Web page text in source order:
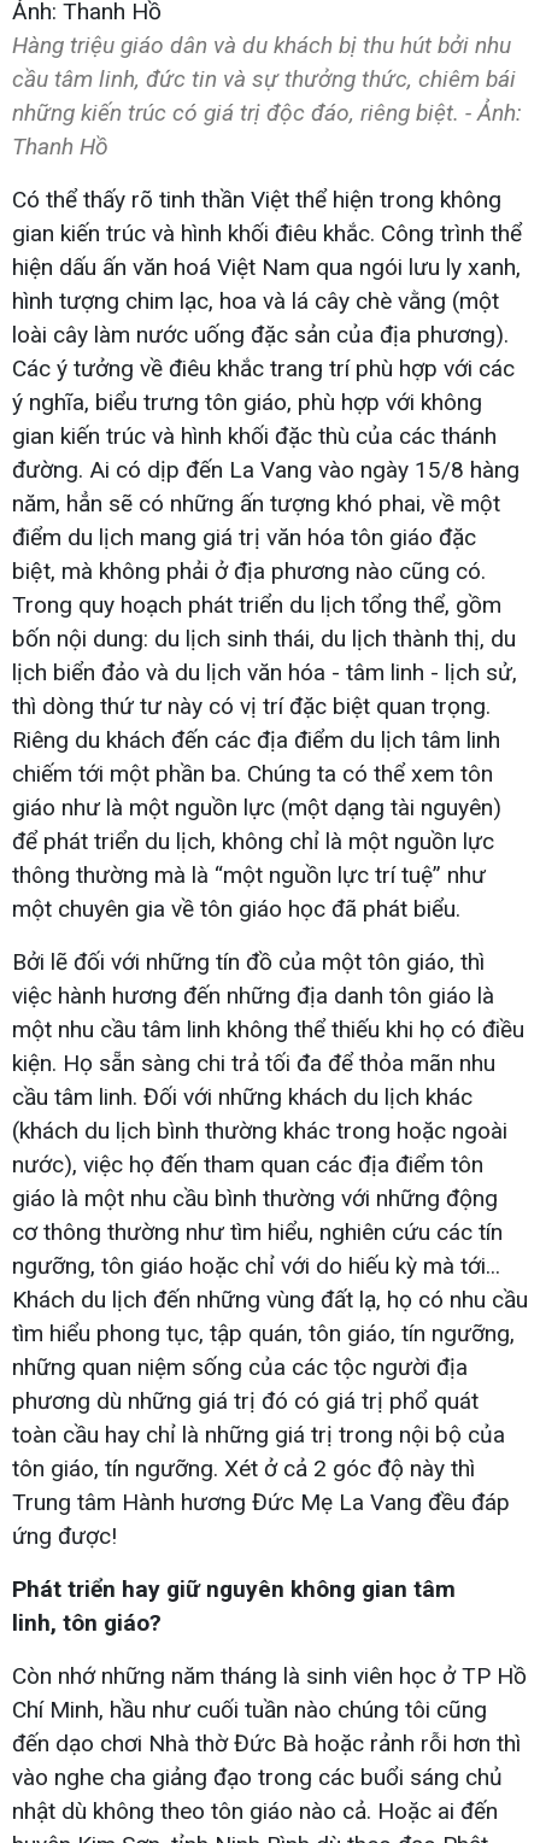
Hàng triệu giáo dân và du khách bị thu hút bởi nhu
cầu tâm linh, đức tin và sự thưởng thức, chiêm bái
những kiến trúc có giá trị độc đáo, riêng biệt. - Ảnh:
Thanh Hồ
Có thể thấy rõ tinh thần Việt thể hiện trong không
gian kiến trúc và hình khối điêu khắc. Công trình thể
hiện dấu ấn văn hoá Việt Nam qua ngói lưu ly xanh,
hình tượng chim lạc, hoa và lá cây chè vằng (một
loài cây làm nước uống đặc sản của địa phương).
Các ý tưởng về điêu khắc trang trí phù hợp với các
ý nghĩa, biểu trưng tôn giáo, phù hợp với không
gian kiến trúc và hình khối đặc thù của các thánh
đường. Ai có dịp đến La Vang vào ngày 15/8 hàng
năm, hẳn sẽ có những ấn tượng khó phai, về một
điểm du lịch mang giá trị văn hóa tôn giáo đặc
biệt, mà không phải ở địa phương nào cũng có.
Trong quy hoạch phát triển du lịch tổng thể, gồm
bốn nội dung: du lịch sinh thái, du lịch thành thị, du
lịch biển đảo và du lịch văn hóa - tâm linh - lịch sử,
thì dòng thứ tư này có vị trí đặc biệt quan trọng.
Riêng du khách đến các địa điểm du lịch tâm linh
chiếm tới một phần ba. Chúng ta có thể xem tôn
giáo như là một nguồn lực (một dạng tài nguyên)
để phát triển du lịch, không chỉ là một nguồn lực
thông thường mà là “một nguồn lực trí tuệ” như
một chuyên gia về tôn giáo học đã phát biểu.
Bởi lẽ đối với những tín đồ của một tôn giáo, thì
việc hành hương đến những địa danh tôn giáo là
một nhu cầu tâm linh không thể thiếu khi họ có điều
kiện. Họ sẵn sàng chi trả tối đa để thỏa mãn nhu
cầu tâm linh. Đối với những khách du lịch khác
(khách du lịch bình thường khác trong hoặc ngoài
nước), việc họ đến tham quan các địa điểm tôn
giáo là một nhu cầu bình thường với những động
cơ thông thường như tìm hiểu, nghiên cứu các tín
ngưỡng, tôn giáo hoặc chỉ với do hiếu kỳ mà tới...
Khách du lịch đến những vùng đất lạ, họ có nhu cầu
tìm hiểu phong tục, tập quán, tôn giáo, tín ngưỡng,
những quan niệm sống của các tộc người địa
phương dù những giá trị đó có giá trị phổ quát
toàn cầu hay chỉ là những giá trị trong nội bộ của
tôn giáo, tín ngưỡng. Xét ở cả 2 góc độ này thì
Trung tâm Hành hương Đức Mẹ La Vang đều đáp
ứng được!
Phát triển hay giữ nguyên không gian tâm
linh, tôn giáo?
Còn nhớ những năm tháng là sinh viên học ở TP Hồ
Chí Minh, hầu như cuối tuần nào chúng tôi cũng
đến dạo chơi Nhà thờ Đức Bà hoặc rảnh rỗi hơn thì
vào nghe cha giảng đạo trong các buổi sáng chủ
nhật dù không theo tôn giáo nào cả. Hoặc ai đến